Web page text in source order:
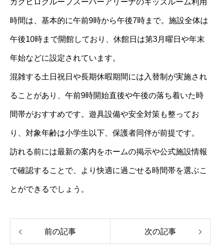
カクヒログループスーパーアリーナのキッズルーム利用
時間は、基本的に午前9時から午後7時まで。施設全体は
午後10時まで開館しており、休館日は第3月曜日や年末
年始などに設定されています。
混雑する土日祝日や長期休暇期間には入替制が実施され
ることがあり、午前9時開始直後や午後の落ち着いた時
間帯がおすすめです。遊具設備や安全対策も整ってお
り、対象年齢は小学生以下、保護者同伴が前提です。
訪れる前には最新の案内をホームの掲示や公式施設情報
で確認することで、より快適に過ごせる時間帯を選ぶこ
とができるでしょう。
前の記事 次の記事